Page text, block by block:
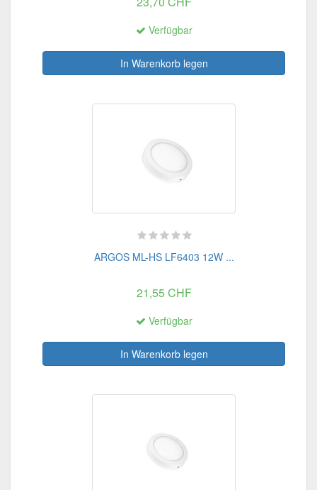
Verfügbar
In Warenkorb legen
ARGOS ML-HS LF6403 12W ...
21,55 CHF
Verfügbar
In Warenkorb legen